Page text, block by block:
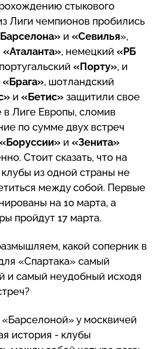
стыкового
Лиги чемпионов пробились
и «Севилья»,
«Аталанта», немецкий «РБ
«Порту», и
«Брага», шотландский
и «Бетис» защитили свое
в Лиге Европы, сломив
по сумме двух встреч
и «Зенита»
Стоит сказать, что на
из одной страны не
между собой. Первые
на 10 марта, а
пройдут 17 марта.
какой соперник в
«Спартака» самый
и самый неудобный исходя
у москвичей
история - клубы